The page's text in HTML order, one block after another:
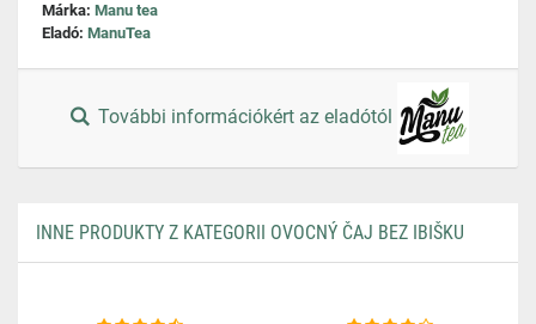
Márka: Manu tea
Eladó: ManuTea
További információkért az eladótól
INNE PRODUKTY Z KATEGORII OVOCNÝ ČAJ BEZ IBIŠKU